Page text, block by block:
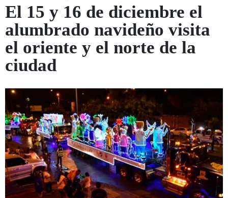
El 15 y 16 de diciembre el
alumbrado navideño visita
el oriente y el norte de la
ciudad